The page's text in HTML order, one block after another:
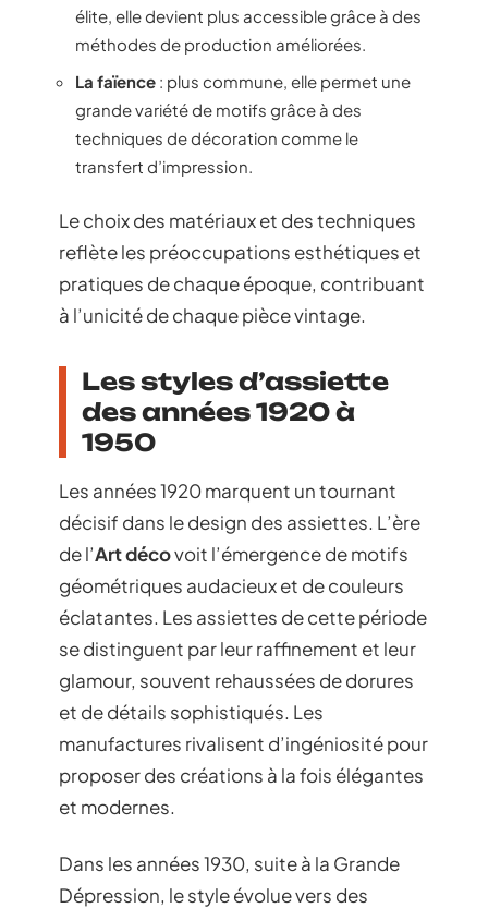
élite, elle devient plus accessible grâce à des
méthodes de production améliorées.
La faïence : plus commune, elle permet une
grande variété de motifs grâce à des
techniques de décoration comme le
transfert d’impression.
Le choix des matériaux et des techniques
reflète les préoccupations esthétiques et
pratiques de chaque époque, contribuant
à l’unicité de chaque pièce vintage.
Les styles d’assiette
des années 1920 à
1950
Les années 1920 marquent un tournant
décisif dans le design des assiettes. L’ère
de l’Art décovoit l’émergence de motifs
géométriques audacieux et de couleurs
éclatantes. Les assiettes de cette période
se distinguent par leur raffinement et leur
glamour, souvent rehaussées de dorures
et de détails sophistiqués. Les
manufactures rivalisent d’ingéniosité pour
proposer des créations à la fois élégantes
et modernes.
Dans les années 1930, suite à la Grande
Dépression, le style évolue vers des